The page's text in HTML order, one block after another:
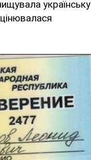
українську